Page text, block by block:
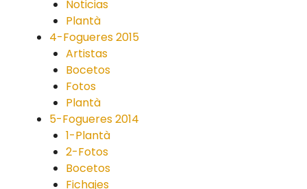
Noticias
Plantà
4-Fogueres 2015
Artistas
Bocetos
Fotos
Plantà
5-Fogueres 2014
1-Plantà
2-Fotos
Bocetos
Fichajes